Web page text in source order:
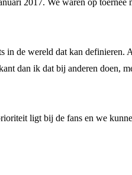
2017. We waren op toernee
in de wereld dat kan definieren.
dan ik dat bij anderen doen,
ligt bij de fans en we